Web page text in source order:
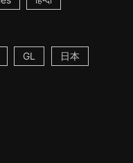
GL 日本